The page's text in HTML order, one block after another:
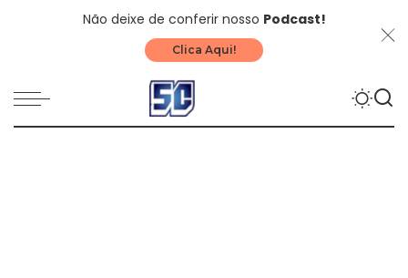
Não deixe de conferir nosso Podcast!
Clica Aqui!